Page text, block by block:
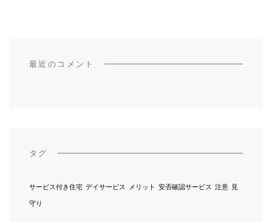
最近のコメント
タグ
サービス付き住宅 デイサービス メリット 安否確認サービス 注意 見
守り